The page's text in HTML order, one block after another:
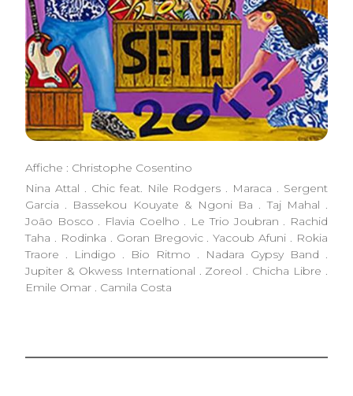
Affiche : Christophe Cosentino
Nina Attal . Chic feat. Nile Rodgers . Maraca . Sergent
Garcia . Bassekou Kouyate & Ngoni Ba . Taj Mahal .
João Bosco . Flavia Coelho . Le Trio Joubran . Rachid
Taha . Rodinka . Goran Bregovic . Yacoub Afuni . Rokia
Traore . Lindigo . Bio Ritmo . Nadara Gypsy Band .
Jupiter & Okwess International . Zoreol . Chicha Libre .
Emile Omar . Camila Costa